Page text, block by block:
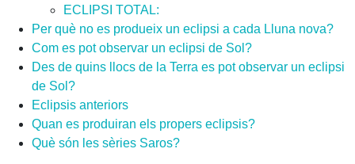
ECLIPSI TOTAL:
Per què no es produeix un eclipsi a cada Lluna nova?
Com es pot observar un eclipsi de Sol?
Des de quins llocs de la Terra es pot observar un eclipsi
de Sol?
Eclipsis anteriors
Quan es produiran els propers eclipsis?
Què són les sèries Saros?